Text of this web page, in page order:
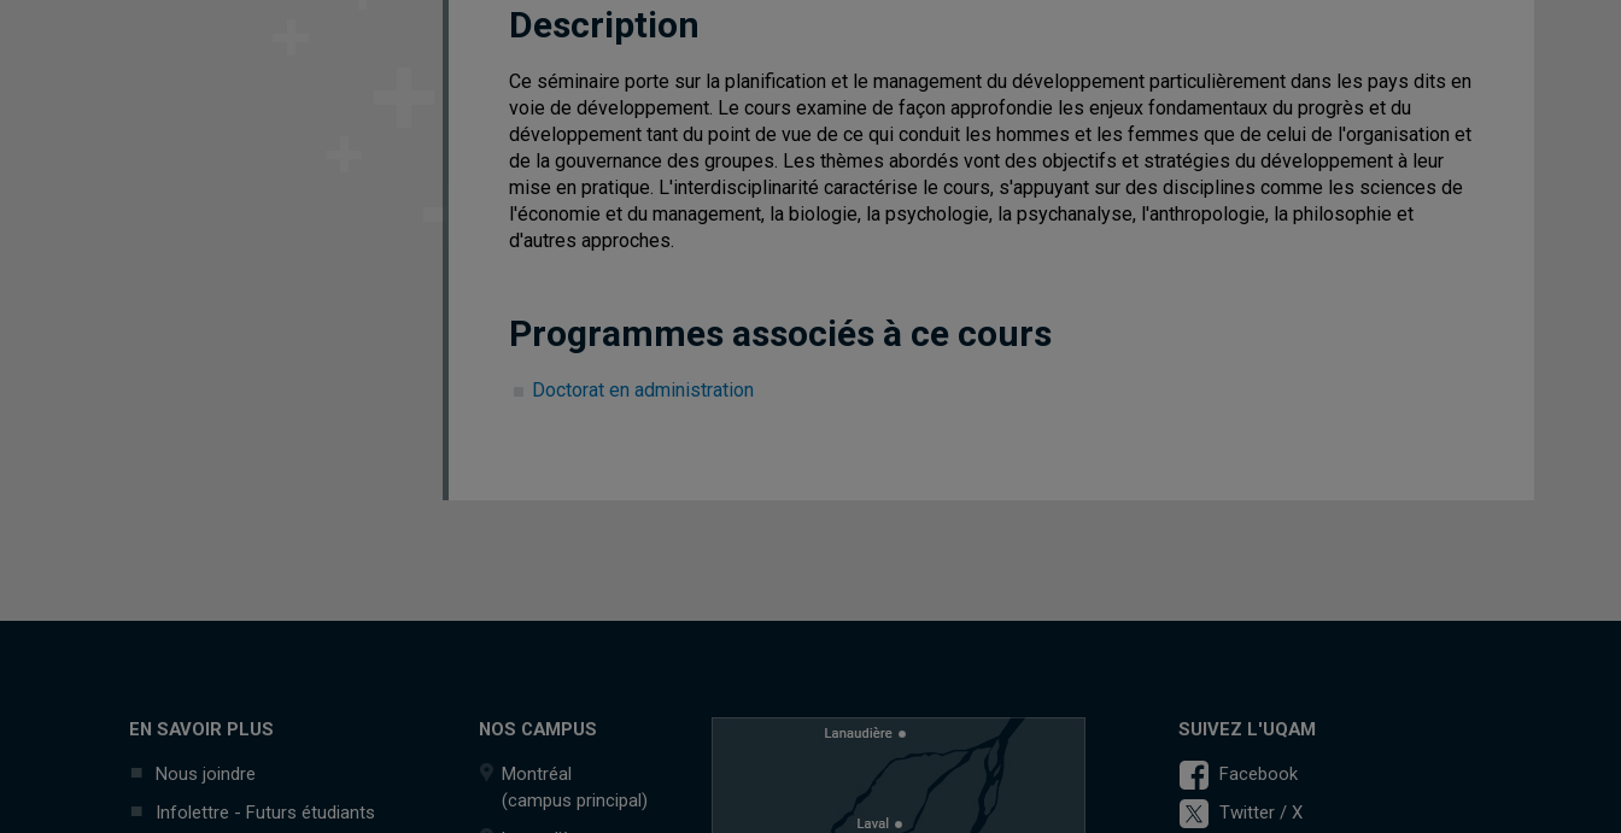
Description
Ce séminaire porte sur la planification et le management du développement particulièrement dans les pays dits en
voie de développement. Le cours examine de façon approfondie les enjeux fondamentaux du progrès et du
développement tant du point de vue de ce qui conduit les hommes et les femmes que de celui de l'organisation et
de la gouvernance des groupes. Les thèmes abordés vont des objectifs et stratégies du développement à leur
mise en pratique. L'interdisciplinarité caractérise le cours, s'appuyant sur des disciplines comme les sciences de
l'économie et du management, la biologie, la psychologie, la psychanalyse, l'anthropologie, la philosophie et
d'autres approches.
Programmes associés à ce cours
Doctorat en administration
EN SAVOIR PLUS
Nous joindre
Infolettre - Futurs étudiants
NOS CAMPUS
Montréal
(campus principal)
SUIVEZ L'UQAM
Facebook
Twitter / X